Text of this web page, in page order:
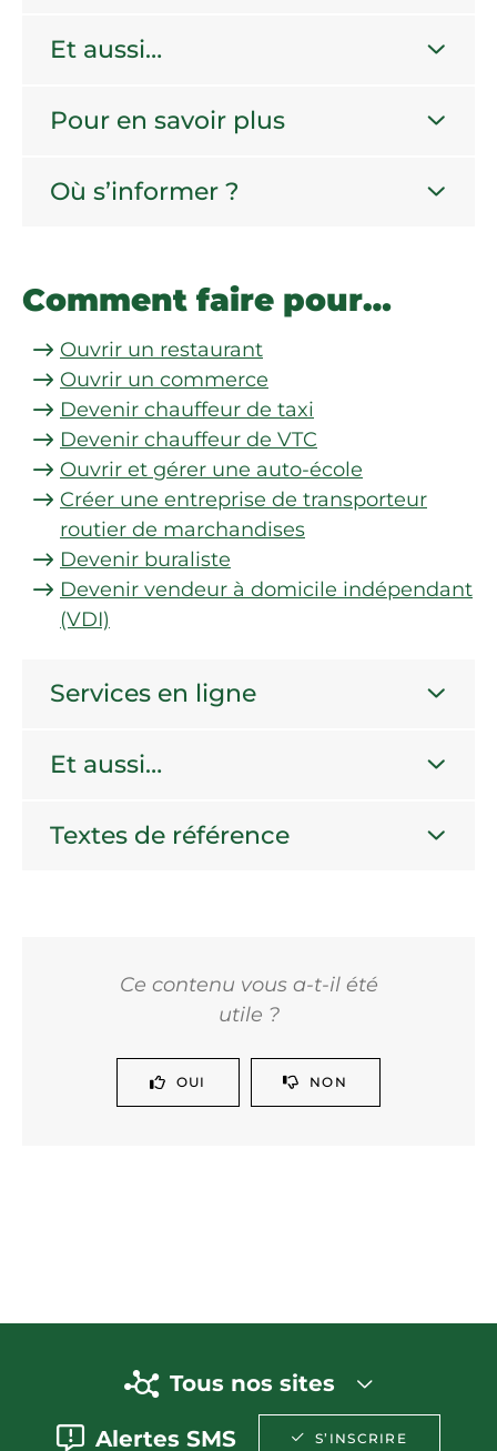
Et aussi…
Pour en savoir plus
Où s’informer ?
Comment faire pour…
Ouvrir un restaurant
Ouvrir un commerce
Devenir chauffeur de taxi
Devenir chauffeur de VTC
Ouvrir et gérer une auto-école
Créer une entreprise de transporteur
routier de marchandises
Devenir buraliste
Devenir vendeur à domicile indépendant
(VDI)
Services en ligne
Et aussi…
Textes de référence
Ce contenu vous a-t-il été
utile ?
OUI NON
Tous nos sites
Alertes SMS S’INSCRIRE